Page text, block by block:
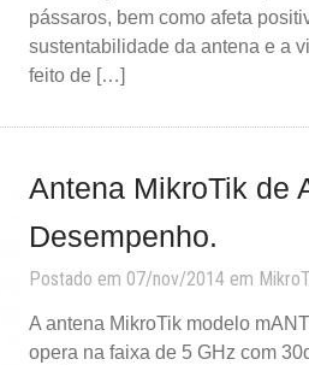
pássaros, bem como afeta
sustentabilidade da antena e a
feito de […]
Antena MikroTik de
Desempenho.
Postado em 07/nov/2014 em
A antena MikroTik modelo
opera na faixa de 5 GHz com